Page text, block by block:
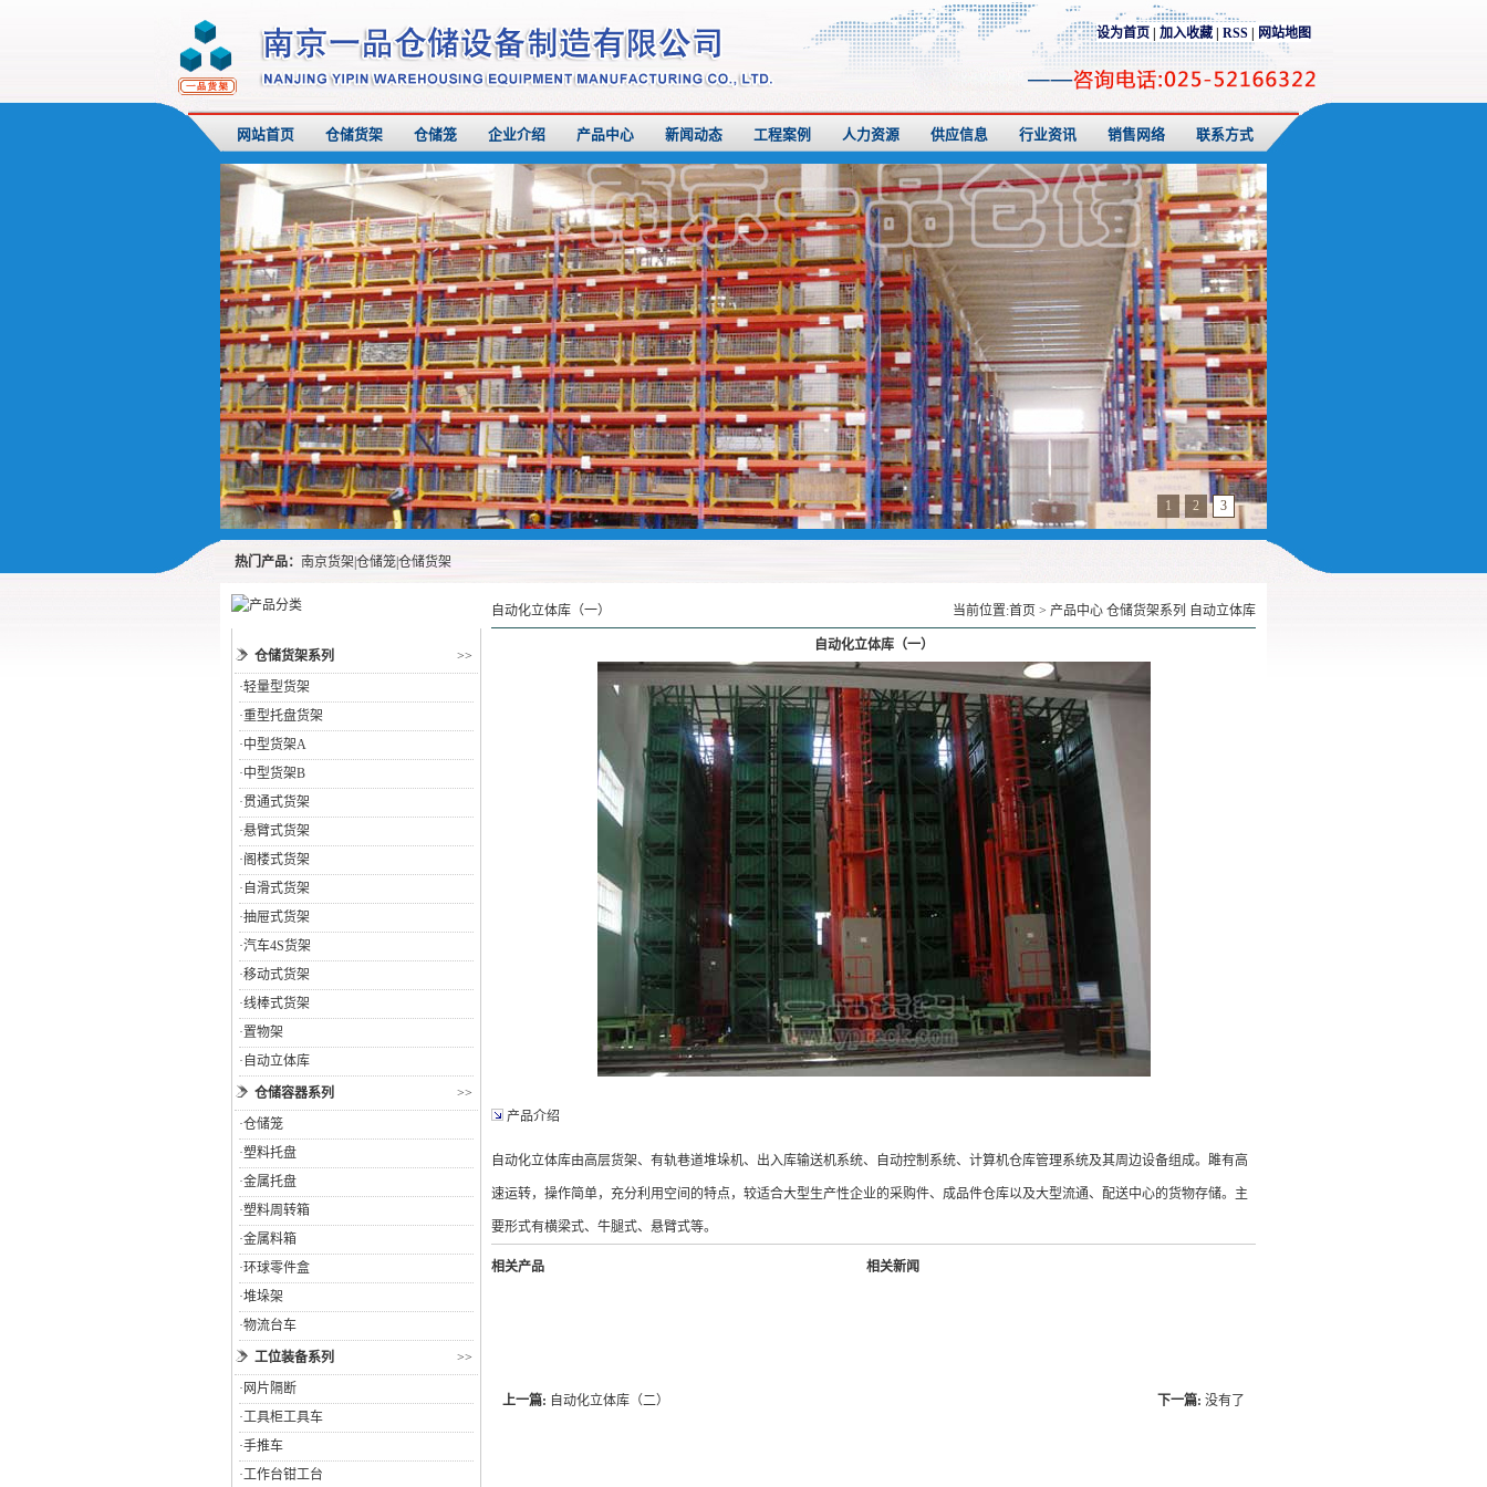
设为首页 加入收藏 RSS 网站地图
网站首页 仓储货架 仓储笼 企业介绍 产品中心 新闻动态 工程案例 人力资源 供应信息 行业资讯 销售网络 联系方式
1 2 3
热门产品： 南京货架仓储笼仓储货架
>>
仓储货架系列
·轻量型货架
·重型托盘货架
·中型货架A
·中型货架B
·贯通式货架
·悬臂式货架
·阁楼式货架
· 自滑式货架
·抽屉式货架
·汽车4S货架
·移动式货架
·线棒式货架
·置物架
· 自动立体库
>>
仓储容器系列
·仓储笼
·塑料托盘
·金属托盘
·塑料周转箱
·金属料箱
·环球零件盒
·堆垛架
·物流台车
>>
工位装备系列
· 网片隔断
·工具柜工具车
·手推车
·工作台钳工台
自动化立体库（一） 当前位置:首页 > 产品中心 仓储货架系列 自动立体库
自动化立体库（一）
产品介绍
自动化立体库由高层货架、有轨巷道堆垛机、出入库输送机系统、自动控制系统、计算机仓库管理系统及其周边设备组成。雎有高
速运转，操作简单，充分利用空间的特点，较适合大型生产性企业的采购件、成品件仓库以及大型流通、配送中心的货物存储。主
要形式有横梁式、牛腿式、悬臂式等。
相关产品 相关新闻
上一篇: 自动化立体库（二） 下一篇: 没有了